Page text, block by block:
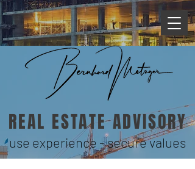
use experience - secure values
REAL ESTATE ADVISORY